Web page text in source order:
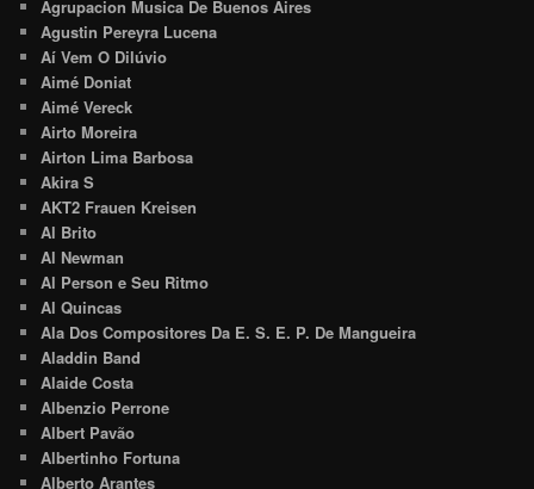
Agrupacion Musica De Buenos Aires
Agustin Pereyra Lucena
Aí Vem O Dilúvio
Aimé Doniat
Aimé Vereck
Airto Moreira
Airton Lima Barbosa
Akira S
AKT2 Frauen Kreisen
Al Brito
Al Newman
Al Person e Seu Ritmo
Al Quincas
Ala Dos Compositores Da E. S. E. P. De Mangueira
Aladdin Band
Alaide Costa
Albenzio Perrone
Albert Pavão
Albertinho Fortuna
Alberto Arantes